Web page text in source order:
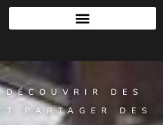
DES
PARTAGER DES